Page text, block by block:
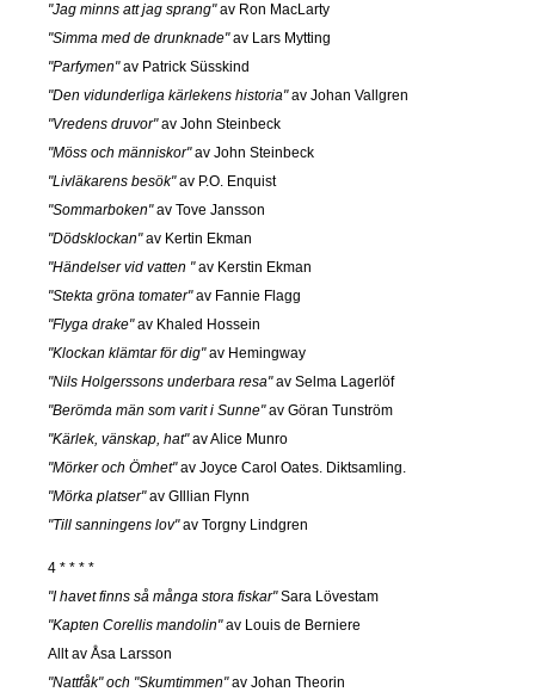
"Jag minns att jag sprang"av Ron MacLarty
"Simma med de drunknade"av Lars Mytting
"Parfymen"av Patrick Süsskind
"Den vidunderliga kärlekens historia"av Johan Vallgren
"Vredens druvor"av John Steinbeck
"Möss och människor"av John Steinbeck
"Livläkarens besök"av P.O. Enquist
"Sommarboken"av Tove Jansson
"Dödsklockan"av Kertin Ekman
"Händelser vid vatten "av Kerstin Ekman
"Stekta gröna tomater"av Fannie Flagg
"Flyga drake"av Khaled Hossein
"Klockan klämtar för dig"av Hemingway
"Nils Holgerssons underbara resa"av Selma Lagerlöf
"Berömda män som varit i Sunne"av Göran Tunström
"Kärlek, vänskap, hat"av Alice Munro
"Mörker och Ömhet"av Joyce Carol Oates. Diktsamling.
"Mörka platser"av GIllian Flynn
"Till sanningens lov"av Torgny Lindgren
4 * * * *
"I havet finns så många stora fiskar"Sara Lövestam
"Kapten Corellis mandolin"av Louis de Berniere
Allt av Åsa Larsson
"Nattfåk" och "Skumtimmen"av Johan Theorin